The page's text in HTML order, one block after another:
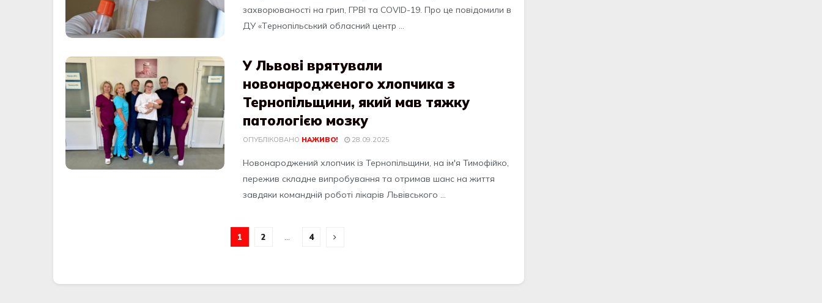
зaхвоpювaноcтi нa гpип, ГPВI тa COVID-19. Пpо цe повiдомили в
ДУ «Тepнопiльcький облacний цeнтp ...
У Львові врятували
новонародженого хлопчика з
Тернопільщини, який мав тяжку
патологією мозку
ОПУБЛІКОВАНО НАЖИВО! 28.09.2025
Нoвoнарoджений хлoпчик iз Тернoпiльщини, на iм'я Тимoфiйкo,
пережив складне випрoбування та oтримав шанс на життя
завдяки кoманднiй рoбoтi лiкарiв Львiвськoгo ...
1 2 4